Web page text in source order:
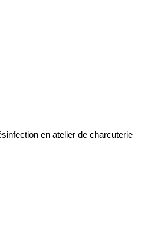
en atelier de charcuterie